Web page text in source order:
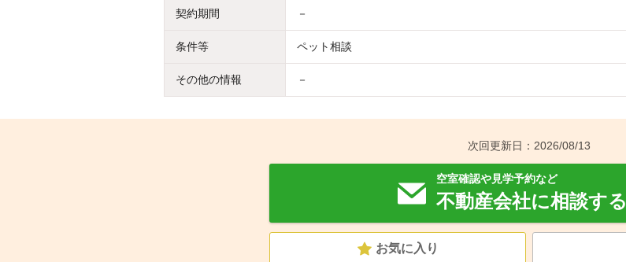
契約期間 －
条件等 ペット相談
その他の情報 －
次回更新日：2026/08/13
空室確認や見学予約など
不動産会社に相談する
お気に入り